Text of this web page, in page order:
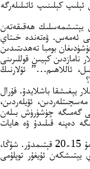
كېلىنىپ ئائىلىلەرگە
يېتىشمەسلىك ھەقىقەتەن
ئەمەس. ۋەتەندە خىتاي
بومبا تەھدىتىدىن
نامازدىن كېيىن قوللىرىنى
ئاللاھىم…” ئۇلارنىڭ
يېغىشقا باشلايدۇ. قۇرال
ئۆيلەردىن،
گەمىگە چۈشۈرۈش بىلەن
دەپنە قىلىدۇ ۋە ھايات
ئۇيغۇرلار ئىچىدە 200 قېتىمدىن ئارتۇق جەڭگە كىرگەنلەر بار، ئەڭ ئاز جەڭگە كىرگەنلەرمۇ 15-20 قېتىمدۇر. شۇڭا،
يېتىشكەن ئۇيغۇر توپلۇمى